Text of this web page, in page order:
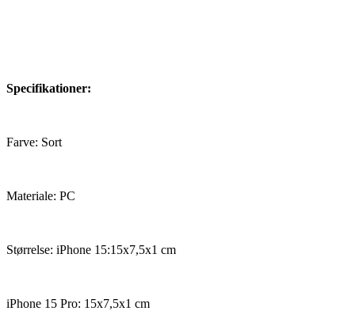
Specifikationer:
Farve: Sort
Materiale: PC
Størrelse: iPhone 15:15x7,5x1 cm
iPhone 15 Pro: 15x7,5x1 cm